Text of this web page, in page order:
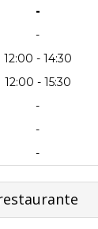
-
-
12:00 - 14:30
12:00 - 15:30
-
-
-